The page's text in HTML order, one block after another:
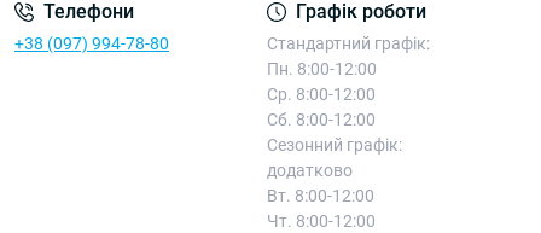
Телефони
+38 (097) 994-78-80
Графік роботи
Стандартний графік:
Пн. 8:00-12:00
Ср. 8:00-12:00
Сб. 8:00-12:00
Сезонний графік:
додатково
Вт. 8:00-12:00
Чт. 8:00-12:00